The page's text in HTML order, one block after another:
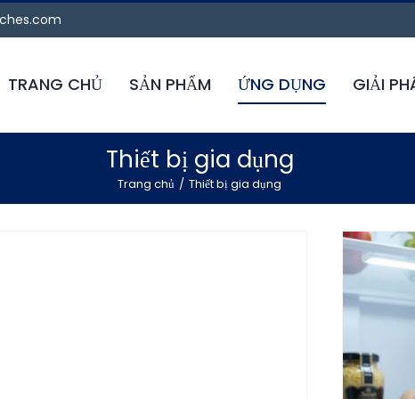
TRANG CHỦ SẢN PHẨM ỨNG DỤNG GIẢI
Thiết bị gia dụng
Trang chủ Thiết bị gia dụng